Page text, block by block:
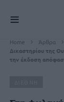
Home Άρθρα
Δικαστηρίου της
την έκδοση